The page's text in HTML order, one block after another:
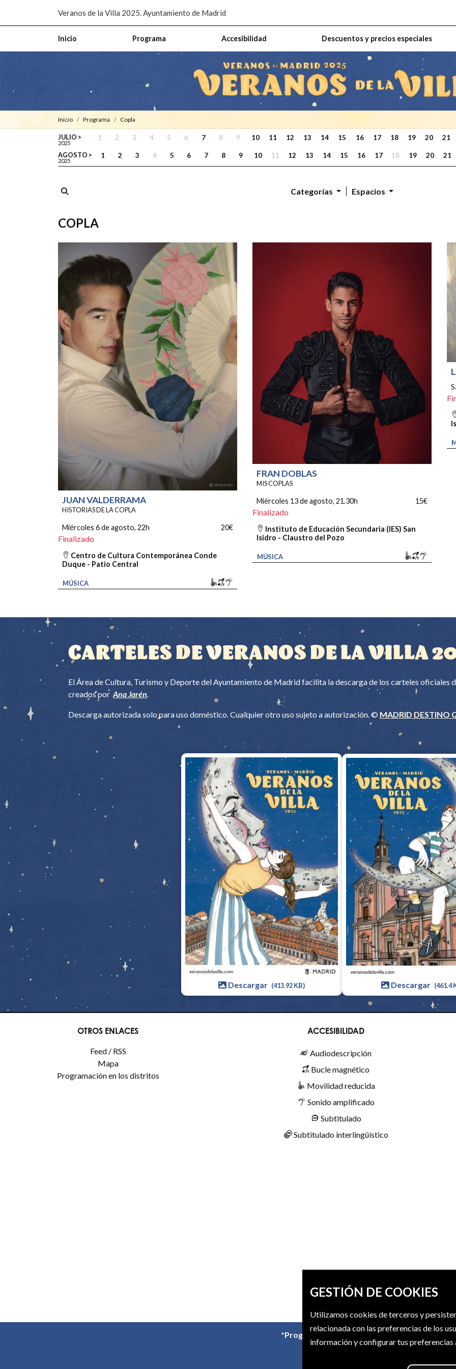
GESTIÓN DE COOKIES
Utilizamos cookies de terceros y
relacionada con las preferencias de los
información y configurar tus preferencias
Veranos de la Villa 2025. Ayuntamiento de Madrid
Inicio Programa Accesibilidad Descuentos y precios especiales
Inicio Programa Copla
JULIO >
2025
1 2 3 4 5 6 7 8 9 10 11 12 13 14 15 16 17 18 19 20 21
AGOSTO >
2025
1 2 3 4 5 6 7 8 9 10 11 12 13 14 15 16 17 18 19 20 21
Categorías Espacios
COPLA
JUAN VALDERRAMA
HISTORIAS DE LA COPLA
Miércoles 6 de agosto, 22h 20€
Finalizado
Centro de Cultura Contemporánea Conde
Duque - Patio Central
MÚSICA Movilidad reducida
Bucle magnético
Sonido amplificado
FRAN DOBLAS
MIS COPLAS
Miércoles 13 de agosto, 21.30h 15€
Finalizado
Instituto de Educación Secundaria (IES) San
Isidro - Claustro del Pozo
MÚSICA Movilidad
BucleSonido
CARTELES DE VERANOS DE LA VILLA
El Área de Cultura, Turismo y Deporte del Ayuntamiento de Madrid facilita la descarga de los carteles oficiales
creados por Ana Jarén.
Descarga autorizada solo para uso doméstico. Cualquier otro uso sujeto a autorización. © MADRID DESTINO
Descargar (413.92 KB) Descargar (461.4
OTROS ENLACES
Feed / RSS
Mapa
Programación en los distritos
ACCESIBILIDAD
Audiodescripción
Bucle magnético
Movilidad reducida
Sonido amplificado
Subtitulado
Subtitulado interlingüístico
*Programación sujeta a cambios